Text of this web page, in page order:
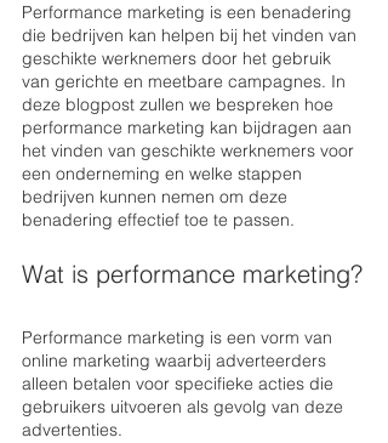
Performance marketing is een benadering
die bedrijven kan helpen bij het vinden van
geschikte werknemers door het gebruik
van gerichte en meetbare campagnes. In
deze blogpost zullen we bespreken hoe
performance marketing kan bijdragen aan
het vinden van geschikte werknemers voor
een onderneming en welke stappen
bedrijven kunnen nemen om deze
benadering effectief toe te passen.
Wat is performance marketing?
Performance marketing is een vorm van
online marketing waarbij adverteerders
alleen betalen voor specifieke acties die
gebruikers uitvoeren als gevolg van deze
advertenties.